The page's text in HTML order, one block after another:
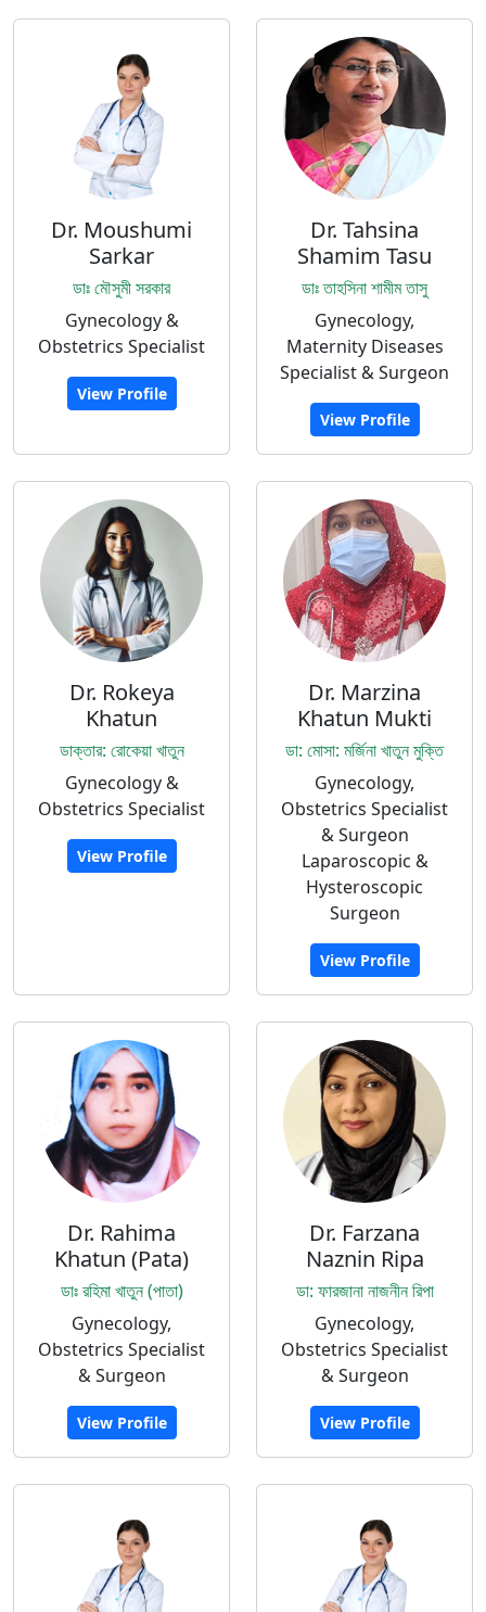
Dr. Moushumi
Sarkar
ডাঃ মৌসুমী সরকার
Gynecology &
Obstetrics Specialist
View Profile
Dr. Tahsina
Shamim Tasu
ডাঃ তাহসিনা শামীম তাসু
Gynecology,
Maternity Diseases
Specialist & Surgeon
View Profile
Dr. Rokeya
Khatun
ডাক্তার: রোকেয়া খাতুন
Gynecology &
Obstetrics Specialist
View Profile
Dr. Marzina
Khatun Mukti
ডা: মোসা: মর্জিনা খাতুন মুক্তি
Gynecology,
Obstetrics Specialist
& Surgeon
Laparoscopic &
Hysteroscopic
Surgeon
View Profile
Dr. Rahima
Khatun (Pata)
ডাঃ রহিমা খাতুন (পাতা)
Gynecology,
Obstetrics Specialist
& Surgeon
View Profile
Dr. Farzana
Naznin Ripa
ডা: ফারজানা নাজনীন রিপা
Gynecology,
Obstetrics Specialist
& Surgeon
View Profile